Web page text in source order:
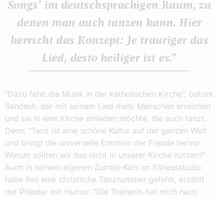
Songs' im deutschsprachigen Raum, zu
denen man auch tanzen kann. Hier
herrscht das Konzept: Je trauriger das
Lied, desto heiliger ist es."
"Dazu fehlt die Musik in der katholischen Kirche", betont
Sandesh, der mit seinem Lied mehr Menschen erreichen
und sie in eine Kirche einladen möchte, die auch tanzt.
Denn: "Tanz ist eine schöne Kultur auf der ganzen Welt
und bringt die universelle Emotion der Freude hervor.
Warum sollten wir das nicht in unserer Kirche nutzen?"
Auch in seinem eigenen Zumba-Kurs im Fitnessstudio
habe ihm eine christliche Tanznummer gefehlt, erzählt
der Priester mit Humor. "Die Trainerin hat mich nach